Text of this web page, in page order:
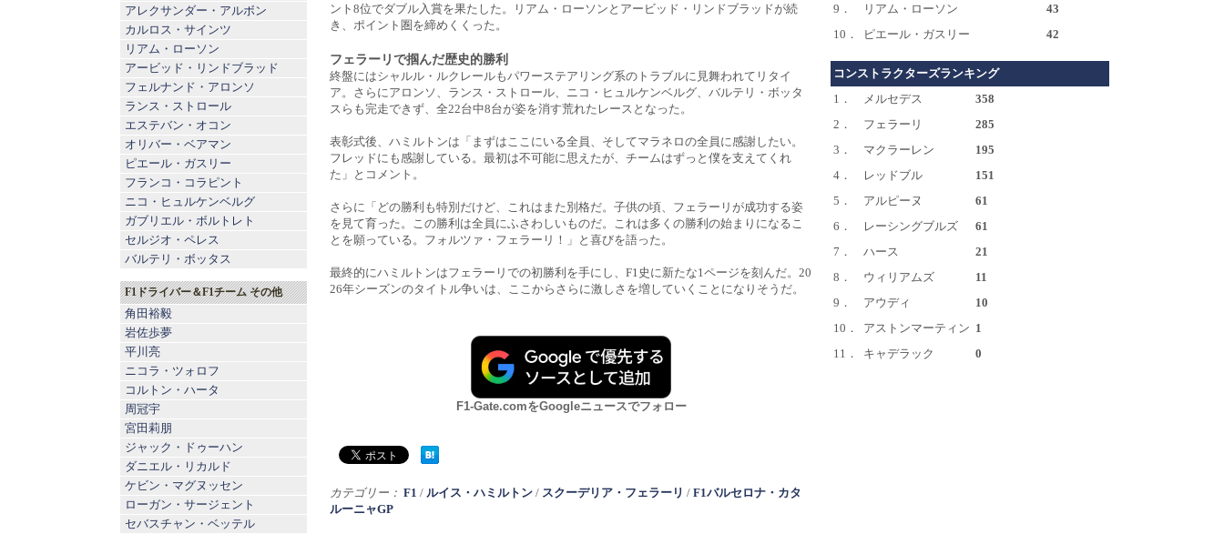
ント8位でダブル入賞を果たした。リアム・ローソンとアービッド・リンドブラッドが続
き、ポイント圏を締めくくった。
フェラーリで掴んだ歴史的勝利
終盤にはシャルル・ルクレールもパワーステアリング系のトラブルに見舞われてリタイ
ア。さらにアロンソ、ランス・ストロール、ニコ・ヒュルケンベルグ、バルテリ・ボッタ
スらも完走できず、全22台中8台が姿を消す荒れたレースとなった。
表彰式後、ハミルトンは「まずはここにいる全員、そしてマラネロの全員に感謝したい。
フレッドにも感謝している。最初は不可能に思えたが、チームはずっと僕を支えてくれ
た」とコメント。
さらに「どの勝利も特別だけど、これはまた別格だ。子供の頃、フェラーリが成功する姿
を見て育った。この勝利は全員にふさわしいものだ。これは多くの勝利の始まりになるこ
とを願っている。フォルツァ・フェラーリ！」と喜びを語った。
最終的にハミルトンはフェラーリでの初勝利を手にし、F1史に新たな1ページを刻んだ。20
26年シーズンのタイトル争いは、ここからさらに激しさを増していくことになりそうだ。
F1-Gate.comをGoogleニュースでフォロー
カテゴリー： F1 / ルイス・ハミルトン / スクーデリア・フェラーリ / F1バルセロナ・カタ
ルーニャGP
アレクサンダー・アルボン
カルロス・サインツ
リアム・ローソン
アービッド・リンドブラッド
フェルナンド・アロンソ
ランス・ストロール
エステバン・オコン
オリバー・ベアマン
ピエール・ガスリー
フランコ・コラピント
ニコ・ヒュルケンベルグ
ガブリエル・ボルトレト
セルジオ・ペレス
バルテリ・ボッタス
F1ドライバー＆F1チーム その他
角田裕毅
岩佐歩夢
平川亮
ニコラ・ツォロフ
コルトン・ハータ
周冠宇
宮田莉朋
ジャック・ドゥーハン
ダニエル・リカルド
ケビン・マグヌッセン
ローガン・サージェント
セバスチャン・ベッテル
9．
リアム・ローソン
43
10．
ピエール・ガスリー 42
コンストラクターズランキング
1．
メルセデス
358
2．
フェラーリ
285
3．
マクラーレン
195
4．
レッドブル
151
5．
アルピーヌ
61
6．
レーシングブルズ
61
7．
ハース
21
8．
ウィリアムズ
11
9．
アウディ
10
10．
アストンマーティン 1
11．
キャデラック 0